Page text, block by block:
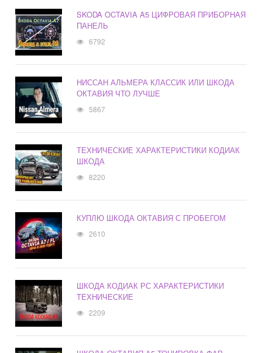
SKODA OCTAVIA A5 ЦИФРОВАЯ ПРИБОРНАЯ
ПАНЕЛЬ
6792
НИССАН АЛЬМЕРА КЛАССИК ИЛИ ШКОДА
ОКТАВИЯ ЧТО ЛУЧШЕ
5867
ТЕХНИЧЕСКИЕ ХАРАКТЕРИСТИКИ КОДИАК
ШКОДА
8220
КУПЛЮ ШКОДА ОКТАВИЯ С ПРОБЕГОМ
2610
ШКОДА КОДИАК РС ХАРАКТЕРИСТИКИ
ТЕХНИЧЕСКИЕ
2209